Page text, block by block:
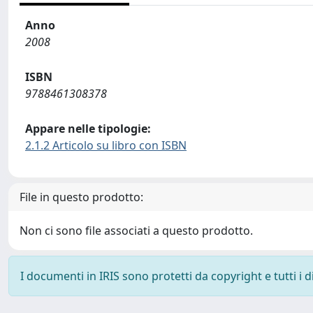
Anno
2008
ISBN
9788461308378
Appare nelle tipologie:
2.1.2 Articolo su libro con ISBN
File in questo prodotto:
Non ci sono file associati a questo prodotto.
I documenti in IRIS sono protetti da copyright e tutti i